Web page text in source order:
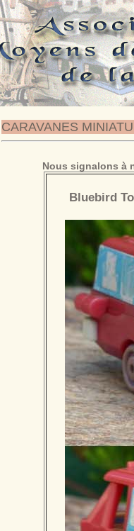
CARAVANES
Nous signalons à
Bluebird